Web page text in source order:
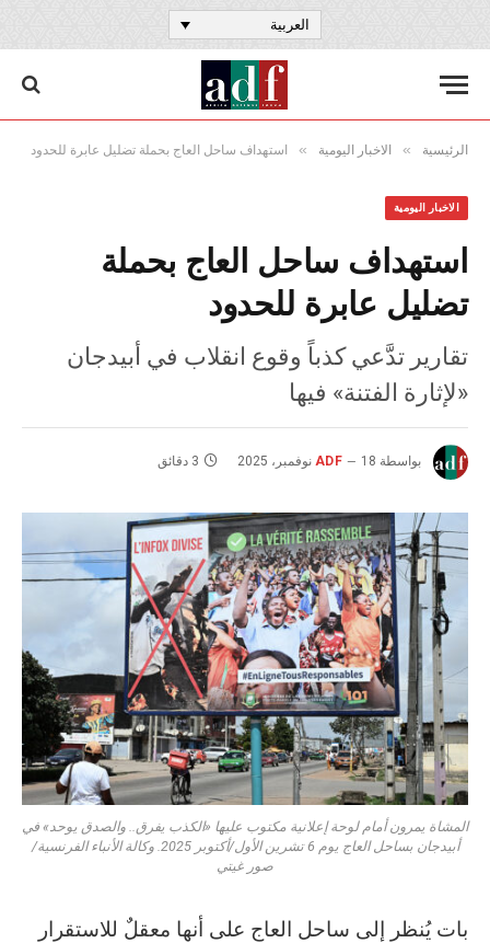
العربية
الرئيسية » الاخبار اليومية » استهداف ساحل العاج بحملة تضليل عابرة للحدود
الاخبار اليومية
استهداف ساحل العاج بحملة
تضليل عابرة للحدود
تقارير تدَّعي كذباً وقوع انقلاب في أبيدجان
«لإثارة الفتنة» فيها
بواسطة ADF 18 نوفمبر، 2025 3 دقائق
المشاة يمرون أمام لوحة إعلانية مكتوب عليها «الكذب يفرق.. والصدق يوحد» في
أبيدجان بساحل العاج يوم 6 تشرين الأول/أكتوبر 2025. وكالة الأنباء الفرنسية/
صور غيتي
بات يُنظر إلى ساحل العاج على أنها معقلٌ للاستقرار